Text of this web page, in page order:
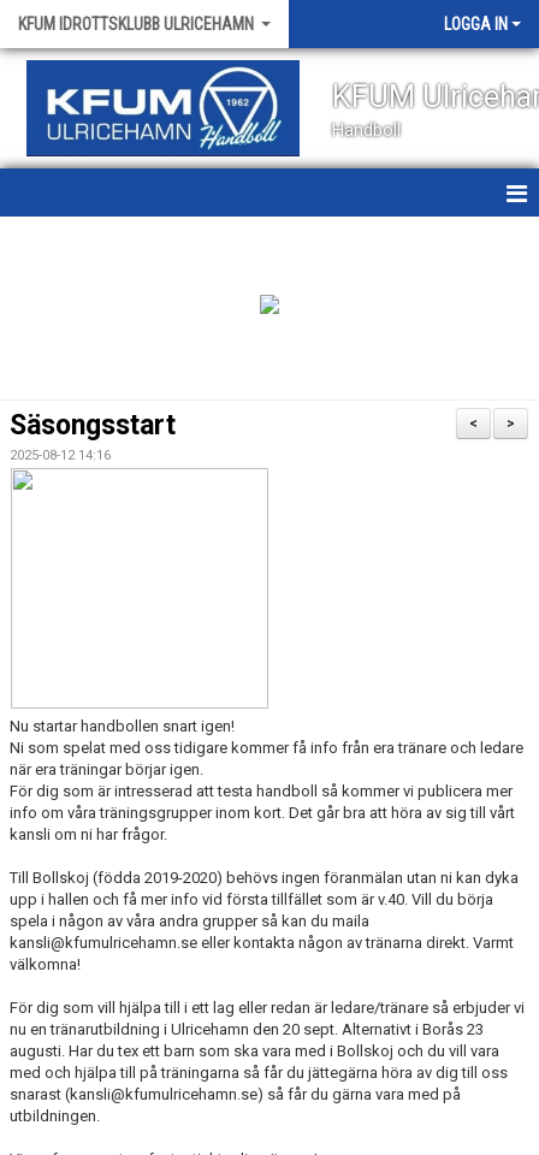
KFUM IDROTTSKLUBB ULRICEHAMN LOGGA IN
KFUM
Handboll
KALENDER
STYRELSEN
SPONSORER
DOKUMENT
>
<
Säsongsstart
2025-08-12 14:16
Nu startar handbollen snart igen!
Ni som spelat med oss tidigare kommer få info från era tränare och ledare
när era träningar börjar igen.
För dig som är intresserad att testa handboll så kommer vi publicera mer
info om våra träningsgrupper inom kort. Det går bra att höra av sig till vårt
kansli om ni har frågor.
Till Bollskoj (födda 2019-2020) behövs ingen föranmälan utan ni kan dyka
upp i hallen och få mer info vid första tillfället som är v.40. Vill du börja
spela i någon av våra andra grupper så kan du maila
kansli@kfumulricehamn.se eller kontakta någon av tränarna direkt. Varmt
välkomna!
För dig som vill hjälpa till i ett lag eller redan är ledare/tränare så erbjuder vi
nu en tränarutbildning i Ulricehamn den 20 sept. Alternativt i Borås 23
augusti. Har du tex ett barn som ska vara med i Bollskoj och du vill vara
med och hjälpa till på träningarna så får du jättegärna höra av dig till oss
snarast (kansli@kfumulricehamn.se) så får du gärna vara med på
utbildningen.